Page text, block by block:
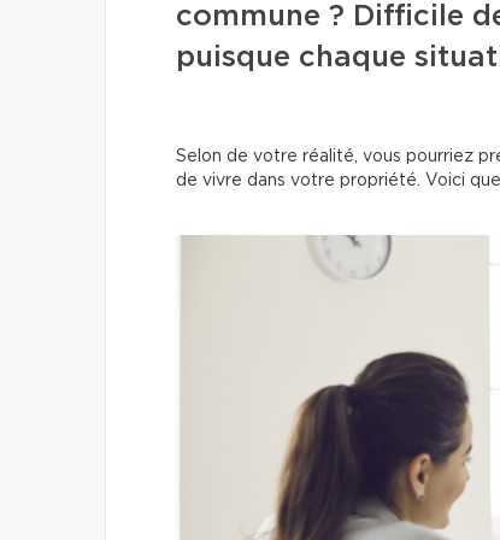
commune ? Difficile
puisque chaque
Selon de votre réalité, vous pourriez
de vivre dans votre propriété. Voici